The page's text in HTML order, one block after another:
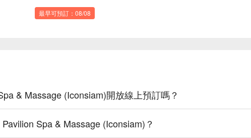
最早可預訂：08/08
& Massage (Iconsiam)開放線上預訂嗎？
Spa & Massage (Iconsiam)？